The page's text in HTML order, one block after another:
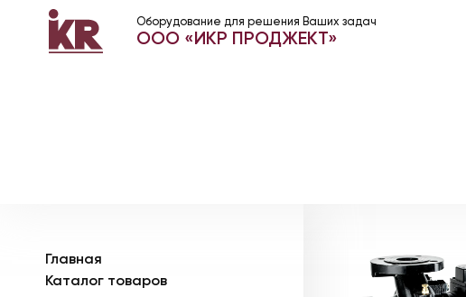
Оборудование для решения Ваших задач
ООО «ИКР ПРОДЖЕКТ»
Главная
Каталог товаров